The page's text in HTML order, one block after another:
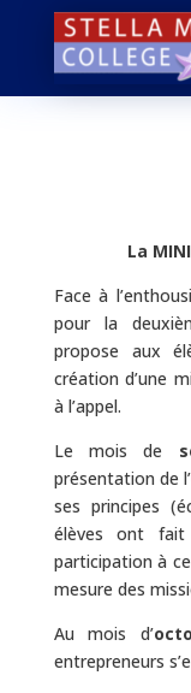
La
Face à
pour la
propose aux
création d’une
à l’appel.
Le mois de
présentation de
ses principes
élèves ont
participation à
mesure des
Au mois d’
entrepreneurs